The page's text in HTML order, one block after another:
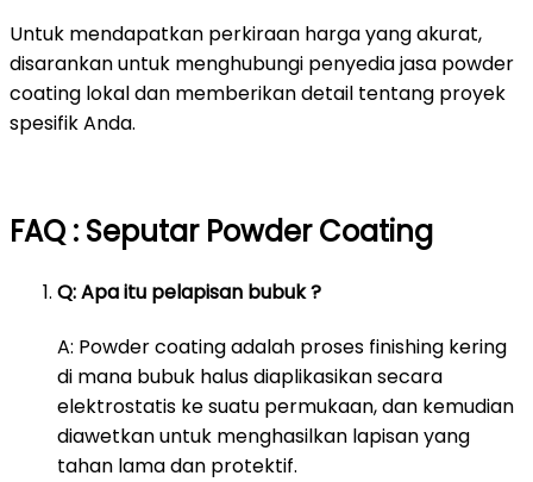
Untuk mendapatkan perkiraan harga yang akurat,
disarankan untuk menghubungi penyedia jasa powder
coating lokal dan memberikan detail tentang proyek
spesifik Anda.
FAQ : Seputar Powder Coating
Q: Apa itu pelapisan bubuk ?
A: Powder coating adalah proses finishing kering
di mana bubuk halus diaplikasikan secara
elektrostatis ke suatu permukaan, dan kemudian
diawetkan untuk menghasilkan lapisan yang
tahan lama dan protektif.